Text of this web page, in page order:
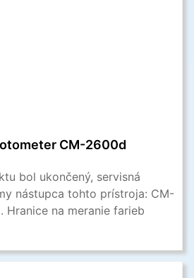
CM-2600d
bol ukončený, servisná
nástupca tohto prístroja: CM-
Hranice na meranie farieb